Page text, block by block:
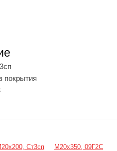
покрытия
Ст3сп
М20х350, 09Г2С